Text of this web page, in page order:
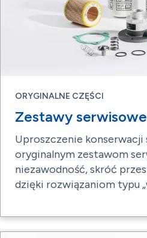
ORYGINALNE CZĘŚCI
Zestawy serwisowe
Uproszczenie konserwacji
oryginalnym zestawom
niezawodność, skróć
dzięki rozwiązaniom typu